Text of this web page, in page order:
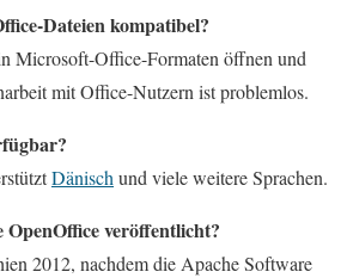
Dateien kompatibel?
Microsoft-Office-Formaten öffnen und
mit Office-Nutzern ist problemlos.
Dänischund viele weitere Sprachen.
veröffentlicht?
2012, nachdem die Apache Software